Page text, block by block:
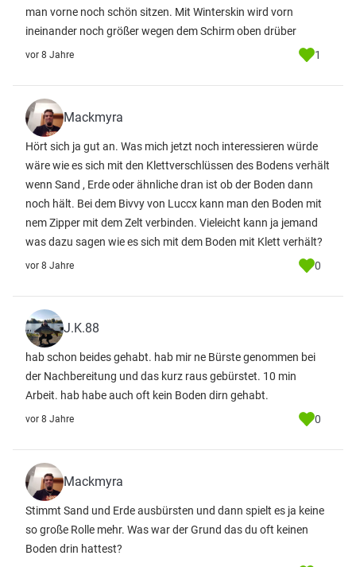
man vorne noch schön sitzen. Mit Winterskin wird vorn
ineinander noch größer wegen dem Schirm oben drüber
vor 8 Jahre 1
Mackmyra
Hört sich ja gut an. Was mich jetzt noch interessieren würde
wäre wie es sich mit den Klettverschlüssen des Bodens verhält
wenn Sand , Erde oder ähnliche dran ist ob der Boden dann
noch hält. Bei dem Bivvy von Luccx kann man den Boden mit
nem Zipper mit dem Zelt verbinden. Vieleicht kann ja jemand
was dazu sagen wie es sich mit dem Boden mit Klett verhält?
vor 8 Jahre 0
J.K.88
hab schon beides gehabt. hab mir ne Bürste genommen bei
der Nachbereitung und das kurz raus gebürstet. 10 min
Arbeit. hab habe auch oft kein Boden dirn gehabt.
vor 8 Jahre 0
Mackmyra
Stimmt Sand und Erde ausbürsten und dann spielt es ja keine
so große Rolle mehr. Was war der Grund das du oft keinen
Boden drin hattest?